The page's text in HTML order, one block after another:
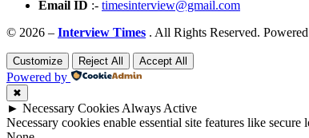
Email ID :- timesinterview@gmail.com
© 2026 – Interview Times . All Rights Reserved.
Customize Reject All Accept All
Powered by
✖
► Necessary Cookies Always Active
Necessary cookies enable essential site features like